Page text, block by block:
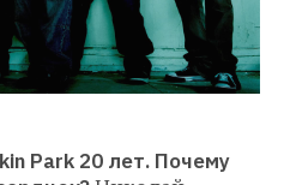
Park 20 лет. Почему